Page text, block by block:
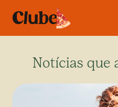
Notícias que